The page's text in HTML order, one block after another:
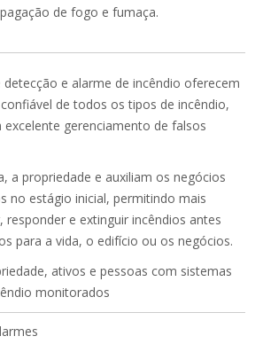
de fogo e fumaça.
e alarme de incêndio oferecem
de todos os tipos de incêndio,
gerenciamento de falsos
a propriedade e auxiliam os negócios
no estágio inicial, permitindo mais
responder e extinguir incêndios antes
para a vida, o edifício ou os negócios.
ativos e pessoas com sistemas
monitorados